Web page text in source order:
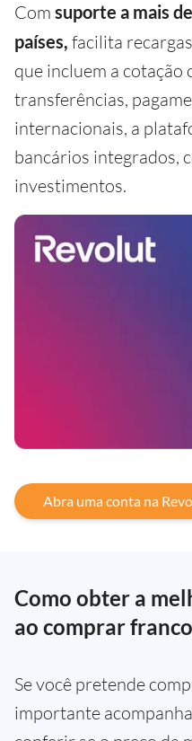
Com suporte a mais
países, facilita
que incluem a cotação
transferências,
internacionais, a
bancários integrados,
investimentos.
Abra uma conta na
Como obter a
ao comprar
Se você pretende
importante